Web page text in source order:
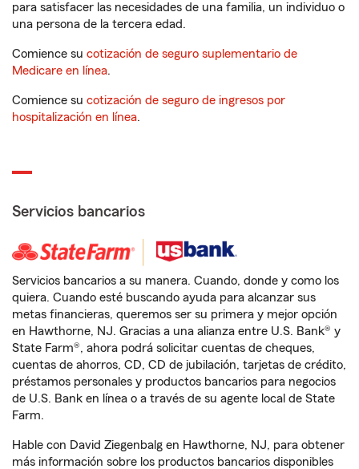
para satisfacer las necesidades de una familia, un individuo o
una persona de la tercera edad.
Comience su cotización de seguro suplementario de
Medicare en línea.
Comience su cotización de seguro de ingresos por
hospitalización en línea.
Servicios bancarios
Servicios bancarios a su manera. Cuando, donde y como los
quiera. Cuando esté buscando ayuda para alcanzar sus
metas financieras, queremos ser su primera y mejor opción
en Hawthorne, NJ. Gracias a una alianza entre U.S. Bank® y
State Farm®, ahora podrá solicitar cuentas de cheques,
cuentas de ahorros, CD, CD de jubilación, tarjetas de crédito,
préstamos personales y productos bancarios para negocios
de U.S. Bank en línea o a través de su agente local de State
Farm.
Hable con David Ziegenbalg en Hawthorne, NJ, para obtener
más información sobre los productos bancarios disponibles